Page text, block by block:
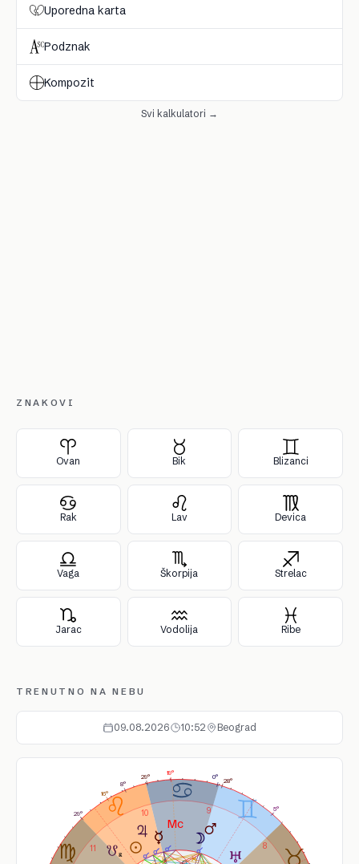
Uporedna karta
Podznak
Kompozit
Svi kalkulatori →
ZNAKOVI
Ovan Bik Blizanci
Rak Lav Devica
Vaga Škorpija Strelac
Jarac Vodolija Ribe
TRENUTNO NA NEBU
09.08.2026 10:52 Beograd
8
9
10
11
16°
0°
29°
28°
8°
5°
19°
29°